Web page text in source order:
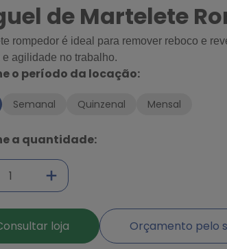
de Martelete
rompedor é ideal para remover reboco e
agilidade no trabalho.
o período da locação:
Semanal Quinzenal Mensal
a quantidade:
loja Orçamento pelo